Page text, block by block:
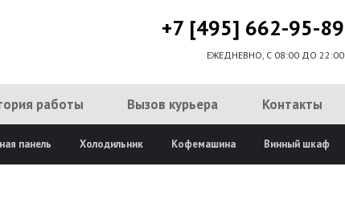
+7 [495] 662-95-89
ЕЖЕДНЕВНО, С 08:00 ДО 22:00
работы Вызов курьера Контакты
панель Холодильник Кофемашина Винный шкаф